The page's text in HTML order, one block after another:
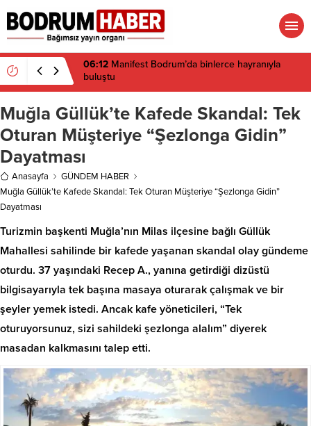
06:12 Manifest Bodrum’da binlerce hayranıyla
buluştu
Muğla Güllük’te Kafede Skandal: Tek
Oturan Müşteriye “Şezlonga Gidin”
Dayatması
Anasayfa
GÜNDEM HABER
Muğla Güllük’te Kafede Skandal: Tek Oturan Müşteriye “Şezlonga Gidin”
Dayatması
Turizmin başkenti Muğla’nın Milas ilçesine bağlı Güllük
Mahallesi sahilinde bir kafede yaşanan skandal olay gündeme
oturdu. 37 yaşındaki Recep A., yanına getirdiği dizüstü
bilgisayarıyla tek başına masaya oturarak çalışmak ve bir
şeyler yemek istedi. Ancak kafe yöneticileri, “Tek
oturuyorsunuz, sizi sahildeki şezlonga alalım” diyerek
masadan kalkmasını talep etti.